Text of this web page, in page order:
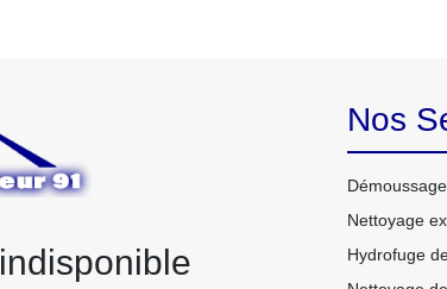
indisponible
Nos
Nettoyage
Hydrofuge